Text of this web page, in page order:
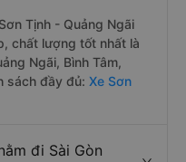
Tịnh - Quảng Ngãi
chất lượng tốt nhất là
Ngãi, Bình Tâm,
sách đầy đủ: Xe Sơn
đi Sài Gòn